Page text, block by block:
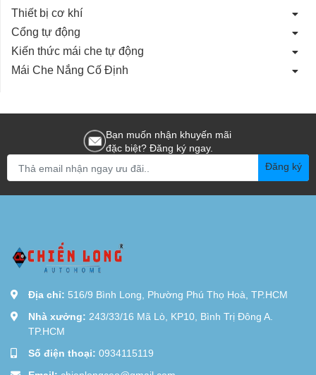
Thiết bị cơ khí
Cổng tự động
Kiến thức mái che tự động
Mái Che Nắng Cố Định
Bạn muốn nhận khuyến mãi
đặc biệt? Đăng ký ngay.
Đăng ký
Địa chỉ: 516/9 Bình Long, Phường Phú Thọ Hoà, TP.HCM
Nhà xưởng: 243/33/16 Mã Lò, KP10, Bình Trị Đông A.
TP.HCM
Số điện thoại: 0934115119